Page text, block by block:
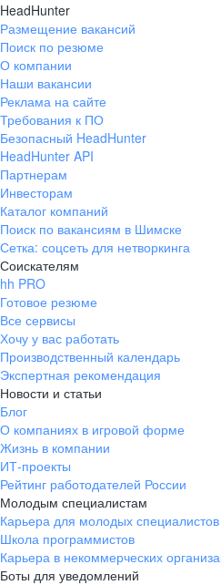
HeadHunter
Размещение вакансий
Поиск по резюме
О компании
Наши вакансии
Реклама на сайте
Требования к ПО
Безопасный HeadHunter
HeadHunter API
Партнерам
Инвесторам
Каталог компаний
Поиск по вакансиям в Шимске
Сетка: соцсеть для нетворкинга
Соискателям
hh PRO
Готовое резюме
Все сервисы
Хочу у вас работать
Производственный календарь
Экспертная рекомендация
Новости и статьи
Блог
О компаниях в игровой форме
Жизнь в компании
ИТ-проекты
Рейтинг работодателей России
Молодым специалистам
Карьера для молодых специалистов
Школа программистов
Карьера в некоммерческих
Боты для уведомлений